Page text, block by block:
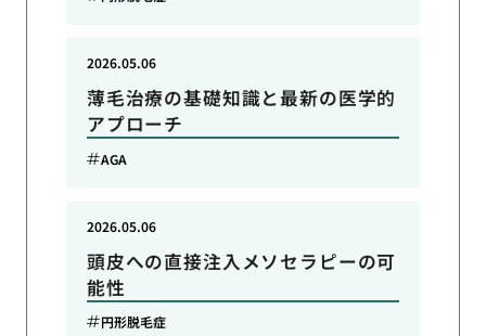
薄毛治療の基礎知識と最新の医学的
アプローチ
2026.05.06
AGA
頭皮への直接注入メソセラピーの可
能性
2026.05.06
円形脱毛症